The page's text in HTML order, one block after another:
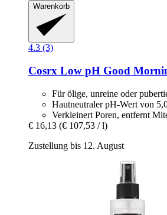
Warenkorb
4.3 (3)
Cosrx Low pH Good
Für ölige, unreine oder
Hautneutraler pH-Wert von
Verkleinert Poren, entfernt
€ 16,13 (€ 107,53 / l)
Zustellung bis 12. August